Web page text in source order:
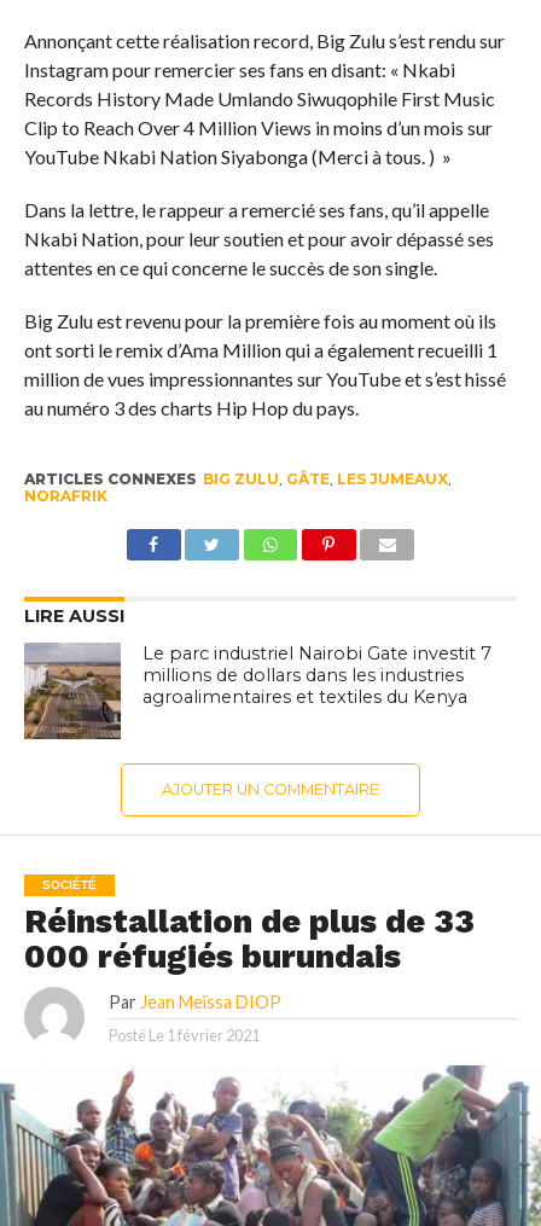
Annonçant cette réalisation record, Big Zulu s’est rendu sur
Instagram pour remercier ses fans en disant: « Nkabi
Records History Made Umlando Siwuqophile First Music
Clip to Reach Over 4 Million Views in moins d’un mois sur
YouTube Nkabi Nation Siyabonga (Merci à tous. ) »
Dans la lettre, le rappeur a remercié ses fans, qu’il appelle
Nkabi Nation, pour leur soutien et pour avoir dépassé ses
attentes en ce qui concerne le succès de son single.
Big Zulu est revenu pour la première fois au moment où ils
ont sorti le remix d’Ama Million qui a également recueilli 1
million de vues impressionnantes sur YouTube et s’est hissé
au numéro 3 des charts Hip Hop du pays.
ARTICLES CONNEXES BIG ZULU GÂTE, LES JUMEAUX,
NORAFRIK
LIRE AUSSI
Le parc industriel Nairobi Gate investit 7
millions de dollars dans les industries
agroalimentaires et textiles du Kenya
AJOUTER UN COMMENTAIRE
SOCIÉTÉ
Réinstallation de plus de 33
000 réfugiés burundais
Par Jean Meïssa DIOP
Posté Le 1 février 2021